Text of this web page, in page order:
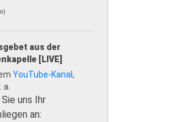
aus der
[LIVE]
YouTube-Kanal ,
a.
uns Ihr
an: